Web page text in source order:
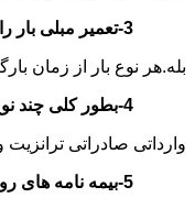
3-تعمیر مبلی بار را بیمه میکند؟
بله.هر نوع بار از زمان
4-بطور کلی چند نوع بیمه نامه داریم؟
وارداتی صادراتی ترانزیت
5-بیمه نامه های رویه کوبی تهران وارداتی چیست؟